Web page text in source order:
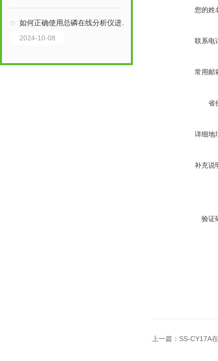
如何正确使用总磷在线分析仪进行测量？
2024-10-08
您的姓
联系电
常用邮
省
详细地
补充说
验证
上一篇： SS-CY17A